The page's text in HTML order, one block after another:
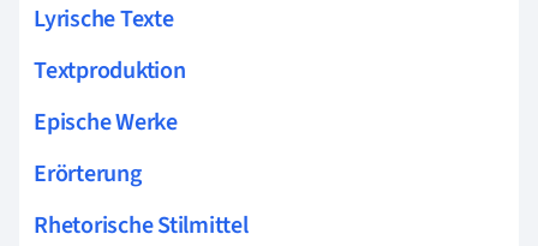
Lyrische Texte
Textproduktion
Epische Werke
Erörterung
Rhetorische Stilmittel